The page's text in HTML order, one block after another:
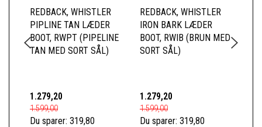
REDBACK, WHISTLER
PIPLINE TAN LÆDER
BOOT, RWPT (PIPELINE
TAN MED SORT SÅL)
1.279,20
1.599,00
Du sparer: 319,80
REDBACK, WHISTLER
IRON BARK LÆDER
BOOT, RWIB (BRUN MED
SORT SÅL)
1.279,20
1.599,00
Du sparer: 319,80